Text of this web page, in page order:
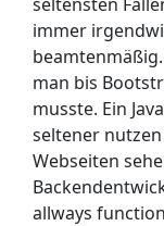
immer
man bis
musste. Ein
seltener
Webseiten
allways